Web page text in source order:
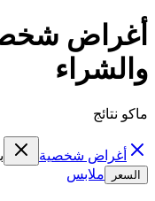
أغراض
والشراء
ماكو نتائج
أغراض شخصية
السعر ملابس